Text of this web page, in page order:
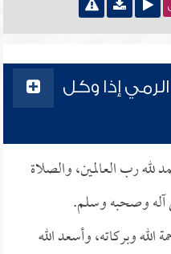
إذا وكل
لله رب العالمين، والصلاة
آله وصحبه وسلم.
وبركاته، وأسعد الله